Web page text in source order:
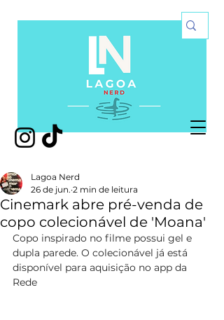
Cinemark abre pré-venda de
copo colecionável de 'Moana'
Lagoa Nerd
26 de jun. 2 min de leitura
Copo inspirado no filme possui gel e
dupla parede. O colecionável já está
disponível para aquisição no app da
Rede